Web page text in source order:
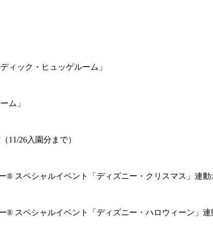
ィック・ヒュッゲルーム」
ム」
11/26入園分まで）
® スペシャルイベント「ディズニー・クリスマス」連
® スペシャルイベント「ディズニー・ハロウィーン」